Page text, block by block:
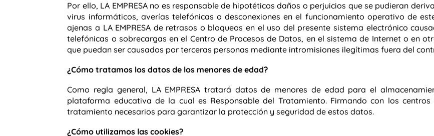
Por ello, LA EMPRESA no es responsable de hipotéticos daños o perjuicios que se pudieran
virus informáticos, averías telefónicas o desconexiones en el funcionamiento operativo de
ajenas a LA EMPRESA de retrasos o bloqueos en el uso del presente sistema electrónico
telefónicas o sobrecargas en el Centro de Procesos de Datos, en el sistema de Internet o en
que puedan ser causados por terceras personas mediante intromisiones ilegítimas fuera del
¿Cómo tratamos los datos de los menores de edad?
Como regla general, LA EMPRESA tratará datos de menores de edad para el
plataforma educativa de la cual es Responsable del Tratamiento. Firmando con los
tratamiento necesarios para garantizar la protección y seguridad de estos datos.
¿Cómo utilizamos las cookies?